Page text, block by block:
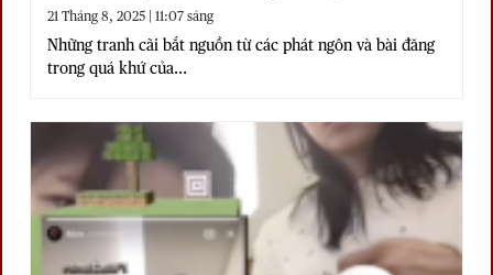
21 Tháng 8, 2025 | 11:07 sáng
Những tranh cãi bắt nguồn từ các phát ngôn và bài đăng
trong quá khứ của...